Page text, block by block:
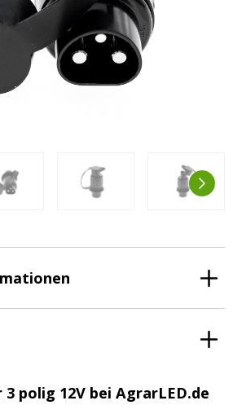
Fragen
polig 12V bei AgrarLED.de